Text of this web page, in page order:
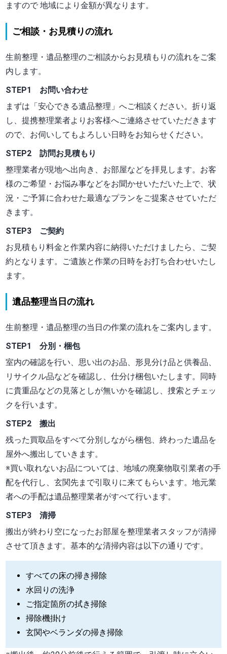
ますので 地域により金額が異なります。
ご相談・お見積りの流れ
生前整理・遺品整理のご相談からお見積もりの流れをご案
内します。
STEP1 お問い合わせ
まずは 「安心できる遺品整理」へご相談ください。折り返
し、提携整理業者よりお客様へご連絡させていただきます
ので、お伺いしてもよろしい日時をお知らせください。
STEP2 訪問お見積もり
整理業者が現地へ出向き、お部屋などを拝見します。お客
様のご希望・お悩み事などをお聞かせいただいた上で、状
況・ご予算に合わせた最適なプランをご提案させていただ
きます。
STEP3 ご契約
お見積もり料金と作業内容に納得いただけましたら、ご契
約となります。ご遺族と作業の日時をお打ち合わせいたし
ます。
遺品整理当日の流れ
生前整理・遺品整理の当日の作業の流れをご案内します。
STEP1 分別・梱包
室内の確認を行い、思い出のお品、形見分け品と供養品、
リサイクル品などを確認し、仕分け梱包いたします。同時
に貴重品などの見落としが無いかを確認し、捜索とチェッ
クを行います。
STEP2 搬出
残った買取品をすべて分別しながら梱包、終わった遺品を
屋外へ搬出していきます。
※買い取れないお品については、地域の廃棄物取引業者の手
配を代行し、玄関先まで引取りに来てもらいます。地元業
者への手配は遺品整理業者がすべて行います。
STEP3 清掃
搬出が終わり空になったお部屋を整理業者スタッフが清掃
させて頂きます。基本的な清掃内容は以下の通りです。
すべての床の掃き掃除
水回りの洗浄
ご指定箇所の拭き掃除
掃除機掛け
玄関やベランダの掃き掃除